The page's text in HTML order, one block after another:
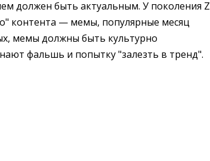
должен быть актуальным. У поколения Z
контента — мемы, популярные месяц
мемы должны быть культурно
фальшь и попытку "залезть в тренд".